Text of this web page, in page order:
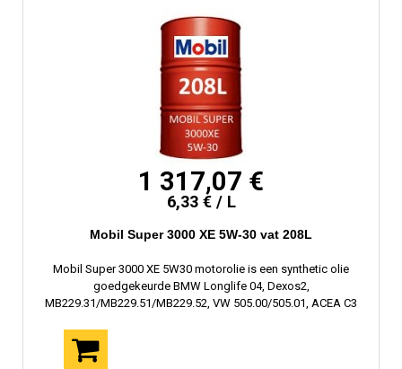
1 317,07 €
6,33 € / L
Mobil Super 3000 XE 5W-30 vat 208L
Mobil Super 3000 XE 5W30 motorolie is een synthetic olie
goedgekeurde BMW Longlife 04, Dexos2,
MB229.31/MB229.51/MB229.52, VW 505.00/505.01, ACEA C3